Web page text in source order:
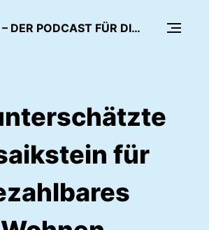
L'IMMO – DER PODCAST FÜR DIE IMMOBILIENWIRTSCHAFT
für